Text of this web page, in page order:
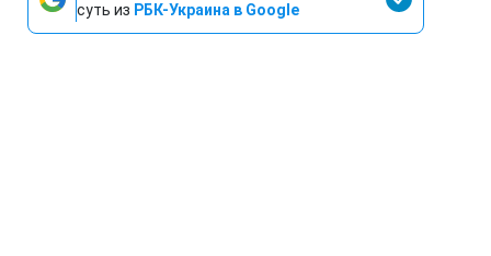
суть из РБК-Украина в Google